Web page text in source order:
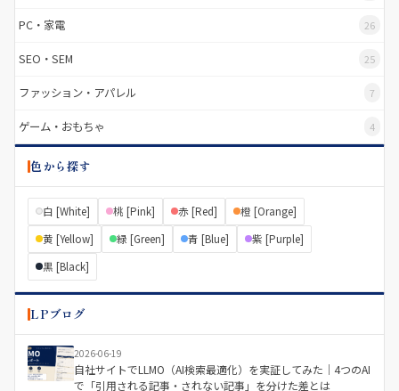
PC・家電 26
SEO・SEM 25
ファッション・アパレル 7
ゲーム・おもちゃ 4
色から探す
白 [White] 桃 [Pink] 赤 [Red]
橙 [Orange]
黄 [Yellow]
緑 [Green] 青 [Blue]
紫 [Purple]
黒 [Black]
LPブログ
2026-06-19
自社サイトでLLMO（AI検索最適化）を実証してみた｜4つのAI
で「引用される記事・されない記事」を分けた差とは